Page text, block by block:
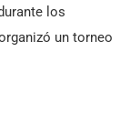
los
un torneo